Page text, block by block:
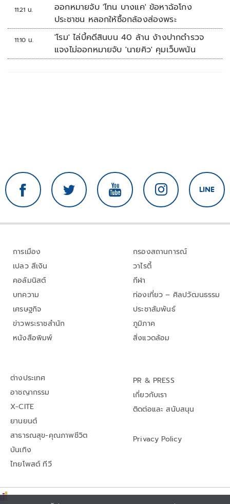
11:21 น.
ออกหมายจับ 'โทน บางแค' ข้อหาฉ้อโกง
ประชาชน หลอกให้ซื้อกล้องส่องพระ
11:10 น.
'โรม' ไล่บี้คดีสินบน 40 ล้าน ง้างปากตำรวจ
แจงไม่ออกหมายจับ 'นายคิว' คุมเว็บพนัน
การเมือง
เปลว สีเงิน
คอลัมนิสต์
บทความ
เศรษฐกิจ
ข่าวพระราชสำนัก
หนังสือพิมพ์
กรองสถานการณ์
วาไรตี้
กีฬา
ท่องเที่ยว – ศิลปวัฒนธรรม
ประชาสัมพันธ์
ภูมิภาค
สิ่งแวดล้อม
ต่างประเทศ
อาชญากรรม
X-CITE
ยานยนต์
สาธารณสุข-คุณภาพชีวิต
บันเทิง
ไทยโพสต์ ทีวี
PR & PRESS
เกี่ยวกับเรา
ติดต่อและ สนับสนุน
Privacy Policy